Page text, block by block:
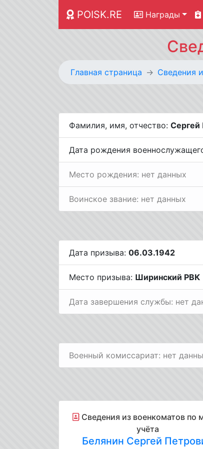
POISK.RE Награды
Главная страница Cведения
Фамилия, имя, отчество: Сергей
Дата рождения
Место рождения: нет данных
Воинское звание: нет данных
Дата призыва: 06.03.1942
Место призыва: Ширинский РВК
Дата завершения службы: нет
Военный комиссариат: нет
Cведения из военкоматов по
учёта
Белянин Сергей